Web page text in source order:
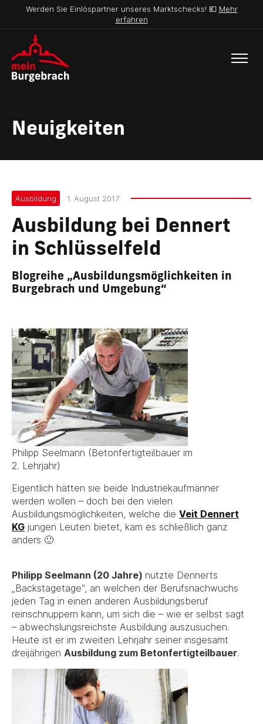
Werden Sie Einlöspartner unseres Marktschecks! 💶 Mehr
erfahren
Neuigkeiten
Ausbildung 1. August 2017
Ausbildung bei Dennert
in Schlüsselfeld
Blogreihe „Ausbildungsmöglichkeiten in
Burgebrach und Umgebung“
Philipp Seelmann (Betonfertigteilbauer im
2. Lehrjahr)
Eigentlich hätten sie beide Industriekaufmänner
werden wollen – doch bei den vielen
Ausbildungsmöglichkeiten, welche die Veit Dennert
KG jungen Leuten bietet, kam es schließlich ganz
anders 🙂
Philipp Seelmann (20 Jahre) nutzte Dennerts
„Backstagetage“, an welchen der Berufsnachwuchs
jeden Tag in einen anderen Ausbildungsberuf
reinschnuppern kann, um sich die – wie er selbst sagt
– abwechslungsreichste Ausbildung auszusuchen.
Heute ist er im zweiten Lehrjahr seiner insgesamt
dreijährigen Ausbildung zum Betonfertigteilbauer.